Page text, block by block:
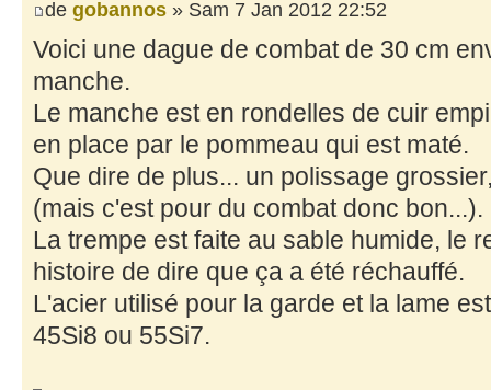
de gobannos » Sam 7 Jan 2012 22:52
Voici une dague de combat de 30 cm
manche.
Le manche est en rondelles de cuir
en place par le pommeau qui est maté.
Que dire de plus... un polissage
(mais c'est pour du combat donc bon...).
La trempe est faite au sable humide, le
histoire de dire que ça a été réchauffé.
L'acier utilisé pour la garde et la lame
45Si8 ou 55Si7.